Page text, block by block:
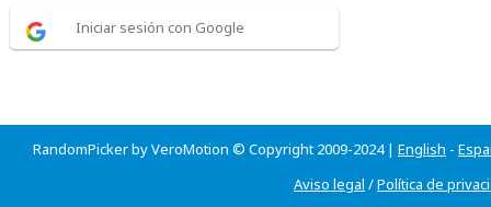
Iniciar sesión con Google
RandomPicker by VeroMotion © Copyright 2009-2024 | English -
Aviso legal /Política de